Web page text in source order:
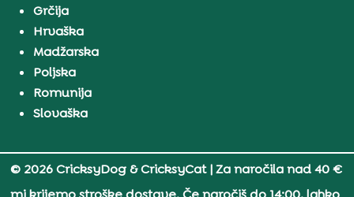
Grčija
Hrvaška
Madžarska
Poljska
Romunija
Slovaška
© 2026 CricksyDog & CricksyCat| Za naročila nad 40 €